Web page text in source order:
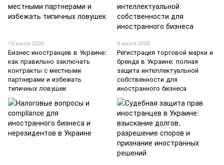
13 июля 2026
Бизнес иностранцев в Украине:
как правильно заключать
контракты с местными
партнерами и избежать
типичных ловушек
9 июля 2026
Регистрация торговой марки и
бренда в Украине: полная
защита интеллектуальной
собственности для
иностранного бизнеса